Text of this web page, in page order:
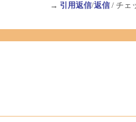
→ 引用返信/返信/ チェ